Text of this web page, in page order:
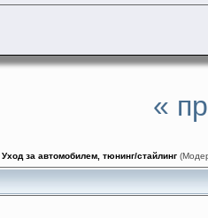
«
Уход за автомобилем, тюнинг/стайлинг